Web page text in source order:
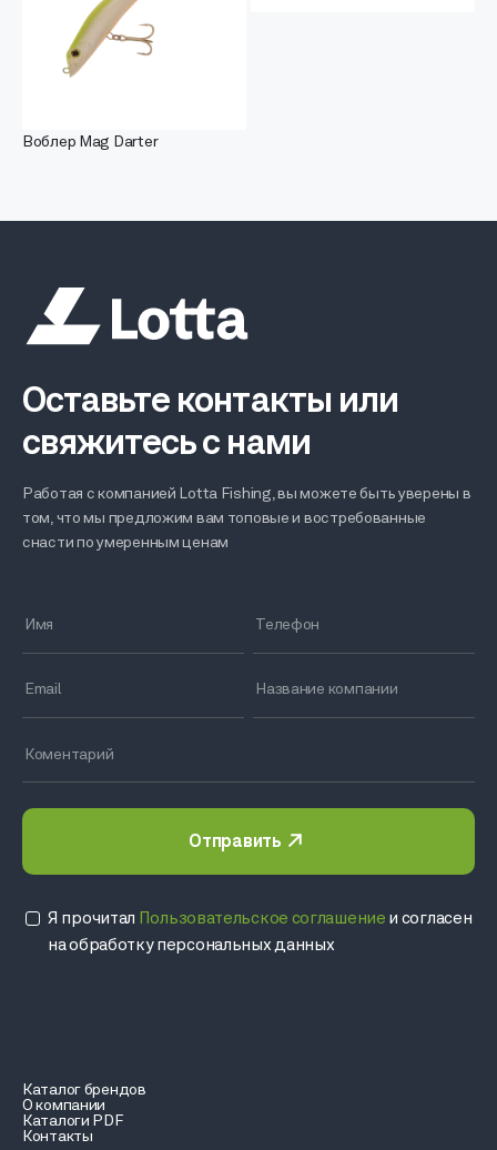
Воблер Mag Darter
Каталог брендов
О компании
Каталоги PDF
Контакты
Оставьте контакты или
свяжитесь с нами
Работая с компанией Lotta Fishing, вы можете быть уверены в
том, что мы предложим вам топовые и востребованные
снасти по умеренным ценам
Отправить
Я прочитал Пользовательское соглашение и согласен
на обработку персональных данных